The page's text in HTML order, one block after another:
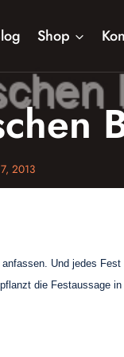
Shop
2013
Und jedes
die Festaussage